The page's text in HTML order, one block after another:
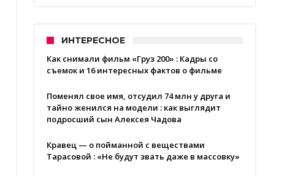
ИНТЕРЕСНОЕ
Как снимали фильм «Груз 200» : Кадры со
съемок и 16 интересных фактов о фильме
Поменял свое имя, отсудил 74 млн у друга и
тайно женился на модели : как выглядит
подросший сын Алексея Чадова
Кравец — о пойманной с веществами
Тарасовой : «Не будут звать даже в массовку»